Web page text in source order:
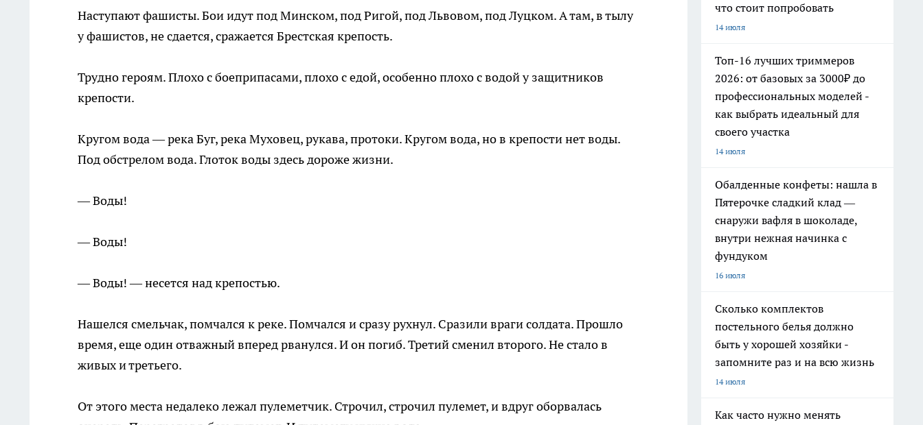
Наступают фашисты. Бои идут под Минском, под Ригой, под Львовом, под Луцком. А там, в тылу
у фашистов, не сдается, сражается Брестская крепость.
Трудно героям. Плохо с боеприпасами, плохо с едой, особенно плохо с водой у защитников
крепости.
Кругом вода — река Буг, река Муховец, рукава, протоки. Кругом вода, но в крепости нет воды.
Под обстрелом вода. Глоток воды здесь дороже жизни.
— Воды!
— Воды!
— Воды! — несется над крепостью.
Нашелся смельчак, помчался к реке. Помчался и сразу рухнул. Сразили враги солдата. Прошло
время, еще один отважный вперед рванулся. И он погиб. Третий сменил второго. Не стало в
живых и третьего.
От этого места недалеко лежал пулеметчик. Строчил, строчил пулемет, и вдруг оборвалась
что стоит попробовать
14 июля
Топ-16 лучших триммеров
2026: от базовых за 3000₽ до
профессиональных моделей -
как выбрать идеальный для
своего участка
14 июля
Обалденные конфеты: нашла в
Пятерочке сладкий клад —
снаружи вафля в шоколаде,
внутри нежная начинка с
фундуком
16 июля
Сколько комплектов
постельного белья должно
быть у хорошей хозяйки -
запомните раз и на всю жизнь
14 июля
Как часто нужно менять